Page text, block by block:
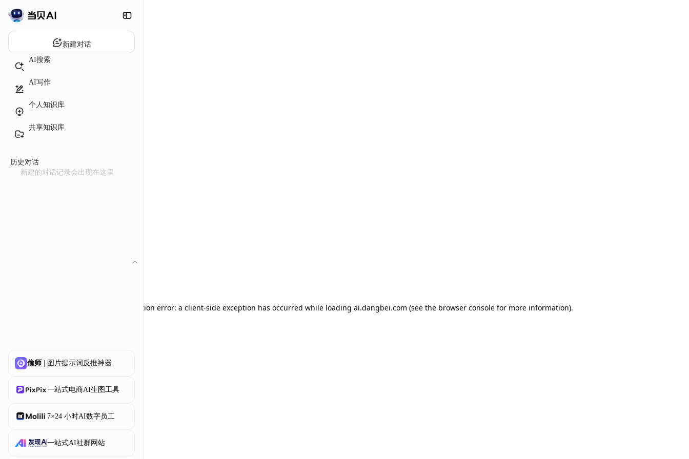
新建对话
AI搜索
AI写作
个人知识库
共享知识库
历史对话
新建的对话记录会出现在这里
偷师 | 图片提示词反推神器
一站式电商AI生图工具
7×24 小时AI数字员工
一站式AI社群网站
Application error: a client-side exception has occurred while loading ai.dangbei.com (see the browser console for more information).